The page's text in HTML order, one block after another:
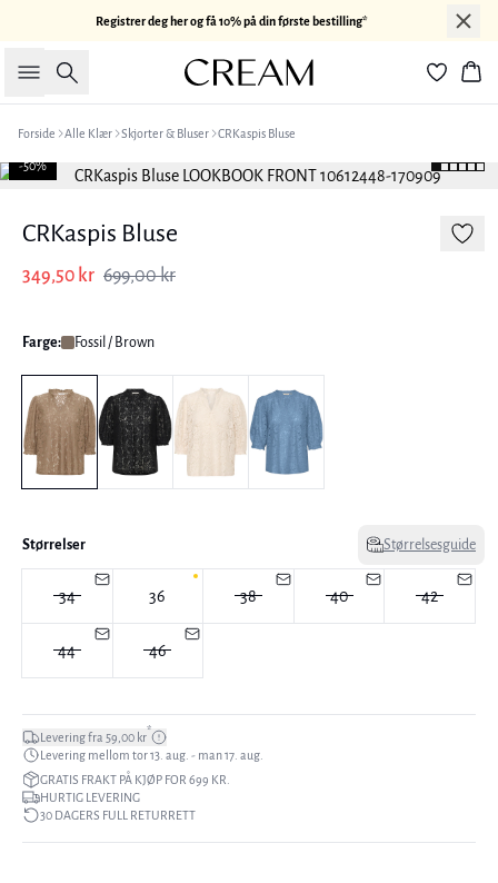
Registrer deg her og få 10% på din første bestilling*
Søk
Forside Alle Klær Skjorter & Bluser CRKaspis Bluse
-50%
CRKaspis Bluse
349,50 kr 699,00 kr
Farge: Fossil / Brown
Størrelser Størrelsesguide
34 36 38 40 42
44 46
Levering fra 59,00 kr*
Levering mellom tor 13. aug. - man 17. aug.
GRATIS FRAKT PÅ KJØP FOR 699 KR.
HURTIG LEVERING
30 DAGERS FULL RETURRETT